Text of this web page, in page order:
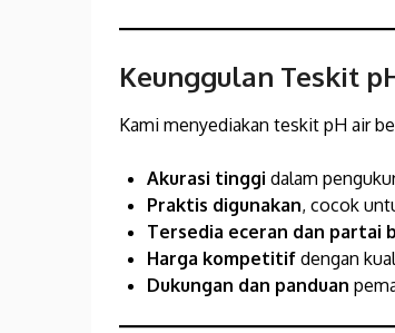
Keunggulan Teskit
Kami menyediakan teskit pH air
Akurasi tinggi dalam
Praktis digunakan, cocok
Tersedia eceran dan partai
Harga kompetitif dengan
Dukungan dan panduan